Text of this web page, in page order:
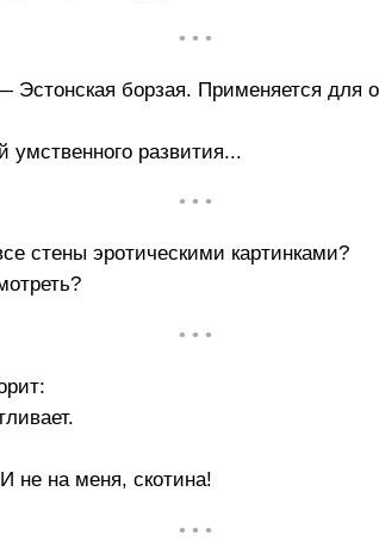
• • •
Эстонская борзая. Применяется для
развития...
• • •
стены эротическими картинками?
• • •
на меня, скотина!
• • •